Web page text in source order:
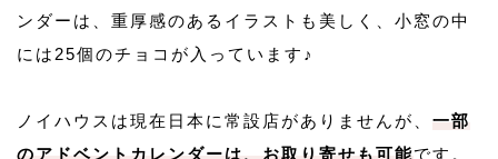
ンダーは、重厚感のあるイラストも美しく、小窓の中
には25個のチョコが入っています♪
ノイハウスは現在日本に常設店がありませんが、 一部
のアドベントカレンダーは、お取り寄せも可能です。